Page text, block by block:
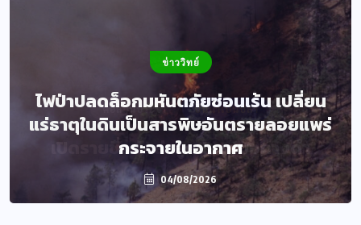
ข่าววิทย์
ไฟป่าปลดล็อกมหันตภัยซ่อนเร้น เปลี่ยน
แร่ธาตุในดินเป็นสารพิษอันตรายลอยแพร่
กระจายในอากาศ
04/08/2026